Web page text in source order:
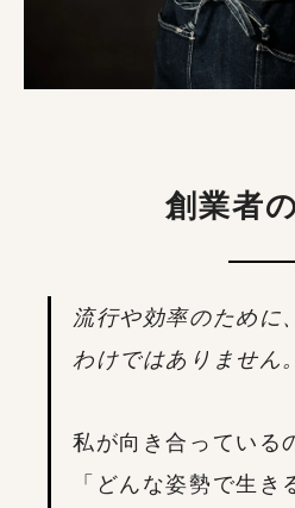
創業者
流行や効率のために
わけではありません。
私が向き合っている
「どんな姿勢で生き